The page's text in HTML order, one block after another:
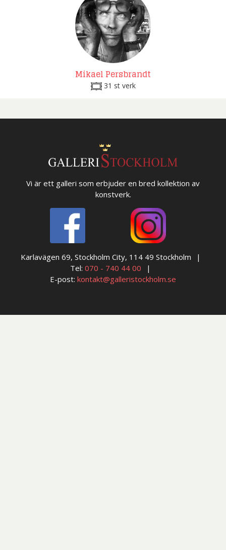
Mikael Persbrandt
31 st verk
Vi är ett galleri som erbjuder en bred kollektion av
konstverk.
Karlavägen 69, Stockholm City, 114 49 Stockholm
Tel: 070 - 740 44 00
E-post: kontakt@galleristockholm.se